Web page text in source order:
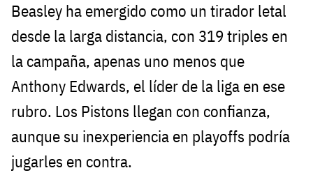
Beasley ha emergido como un tirador letal
desde la larga distancia, con 319 triples en
la campaña, apenas uno menos que
Anthony Edwards, el líder de la liga en ese
rubro. Los Pistons llegan con confianza,
aunque su inexperiencia en playoffs podría
jugarles en contra.